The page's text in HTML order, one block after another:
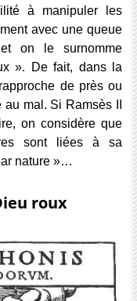
à manipuler les
avec une queue
on le surnomme
». De fait, dans la
de près ou
mal. Si Ramsès II
on considère que
sont liées à sa
nature »…
roux